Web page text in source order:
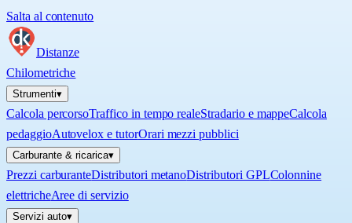
Salta al contenuto
Distanze
Chilometriche
Strumenti▾
Calcola percorsoTraffico in tempo realeStradario e mappeCalcola
pedaggioAutovelox e tutorOrari mezzi pubblici
Carburante & ricarica▾
Prezzi carburanteDistributori metanoDistributori GPLColonnine
elettricheAree di servizio
Servizi auto▾